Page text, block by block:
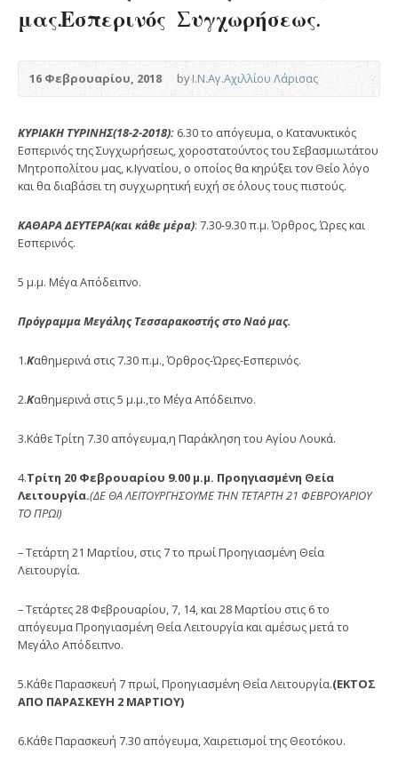
μας.Εσπερινός Συγχωρήσεως.
16 Φεβρουαρίου, 2018 byΙ.Ν.Αγ.Αχιλλίου Λάρισας
ΚΥΡΙΑΚΗ ΤΥΡΙΝΗΣ(18-2-2018): 6.30 το απόγευμα, ο Κατανυκτικός
Εσπερινός της Συγχωρήσεως, χοροστατούντος του Σεβασμιωτάτου
Μητροπολίτου μας, κ.Ιγνατίου, ο οποίος θα κηρύξει τον Θείο λόγο
και θα διαβάσει τη συγχωρητική ευχή σε όλους τους πιστούς.
ΚΑΘΑΡΑ ΔΕΥΤΕΡΑ(και κάθε μέρα): 7.30-9.30 π.μ. Όρθρος, Ώρες και
Εσπερινός.
5 μ.μ. Μέγα Απόδειπνο.
Πρόγραμμα Μεγάλης Τεσσαρακοστής στο Ναό μας.
1.Καθημερινά στις 7.30 π.μ., Όρθρος-Ώρες-Εσπερινός.
2.Καθημερινά στις 5 μ.μ.,το Μέγα Απόδειπνο.
3.Κάθε Τρίτη 7.30 απόγευμα,η Παράκληση του Αγίου Λουκά.
4.Τρίτη 20 Φεβρουαρίου 9.00 μ.μ. Προηγιασμένη Θεία
Λειτουργία.(ΔΕ ΘΑ ΛΕΙΤΟΥΡΓΗΣΟΥΜΕ ΤΗΝ ΤΕΤΑΡΤΗ 21 ΦΕΒΡΟΥΑΡΙΟΥ
ΤΟ ΠΡΩΙ)
– Τετάρτη 21 Μαρτίου, στις 7 το πρωί Προηγιασμένη Θεία
Λειτουργία.
– Τετάρτες 28 Φεβρουαρίου, 7, 14, και 28 Μαρτίου στις 6 το
απόγευμα Προηγιασμένη Θεία Λειτουργία και αμέσως μετά το
Μεγάλο Απόδειπνο.
5.Κάθε Παρασκευή 7 πρωί, Προηγιασμένη Θεία Λειτουργία.(ΕΚΤΟΣ
ΑΠΟ ΠΑΡΑΣΚΕΥΗ 2 ΜΑΡΤΙΟΥ)
6.Κάθε Παρασκευή 7.30 απόγευμα, Χαιρετισμοί της Θεοτόκου.